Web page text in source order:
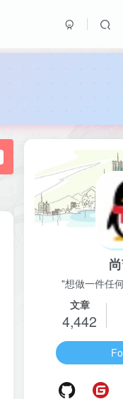
"想做一件任
文章
4,442